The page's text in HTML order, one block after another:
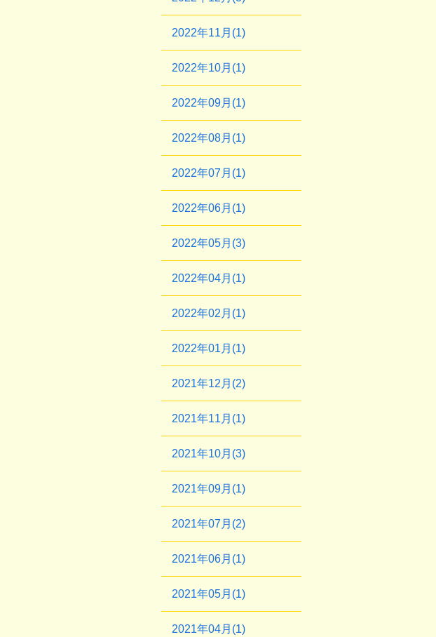
2022年11月(1)
2022年10月(1)
2022年09月(1)
2022年08月(1)
2022年07月(1)
2022年06月(1)
2022年05月(3)
2022年04月(1)
2022年02月(1)
2022年01月(1)
2021年12月(2)
2021年11月(1)
2021年10月(3)
2021年09月(1)
2021年07月(2)
2021年06月(1)
2021年05月(1)
2021年04月(1)